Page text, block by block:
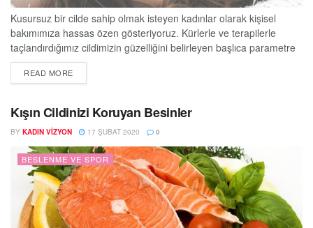
Kusursuz bir cilde sahip olmak isteyen kadınlar olarak kişisel
bakımımıza hassas özen gösteriyoruz. Kürlerle ve terapilerle
taçlandırdığımız cildimizin güzelliğini belirleyen başlıca parametre
ise tükettiğimiz gıdalar. Cildimizin nem kalitesini artırmak için
düşük kalorili ve organik gıdaları tercih etmeliyiz. Hem sağlıklı hem
da yükseltiyor. Pek çoğumuz yoğun geçen bir haftanın...
READ MOREDETAILS
Kışın Cildinizi Koruyan Besinler
BY KADIN VIZYON 17 ŞUBAT 2020 0
BESLENME VE SPOR